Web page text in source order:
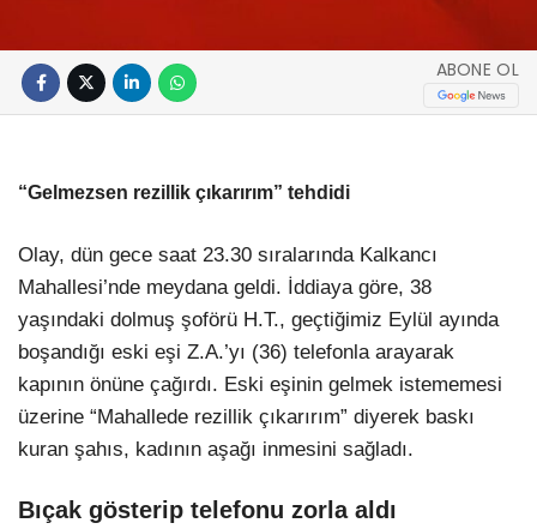
ABONE OL
“Gelmezsen rezillik çıkarırım” tehdidi
Olay, dün gece saat 23.30 sıralarında Kalkancı
Mahallesi’nde meydana geldi. İddiaya göre, 38
yaşındaki dolmuş şoförü H.T., geçtiğimiz Eylül ayında
boşandığı eski eşi Z.A.’yı (36) telefonla arayarak
kapının önüne çağırdı. Eski eşinin gelmek istememesi
üzerine “Mahallede rezillik çıkarırım” diyerek baskı
kuran şahıs, kadının aşağı inmesini sağladı.
Bıçak gösterip telefonu zorla aldı